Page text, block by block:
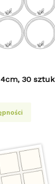
30 sztuk